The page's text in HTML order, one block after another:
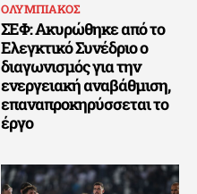
ΟΛΥΜΠΙΑΚΟΣ
ΣΕΦ: Ακυρώθηκε από το
Ελεγκτικό Συνέδριο ο
διαγωνισμός για την
ενεργειακή αναβάθμιση,
επαναπροκηρύσσεται το
έργο